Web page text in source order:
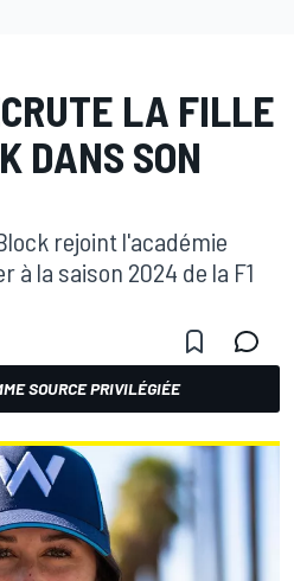
LA FILLE
DANS SON
rejoint l'académie
à la saison 2024 de la F1
SOURCE PRIVILÉGIÉE